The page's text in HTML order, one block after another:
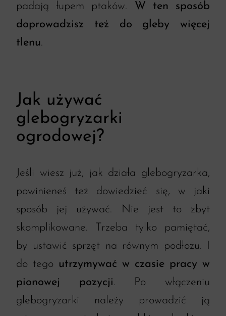
padają łupem ptaków.
W ten sposób
doprowadzisz też do gleby więcej
tlenu.
Jak używać
glebogryzarki
ogrodowej?
Jeśli wiesz już, jak działa glebogryzarka,
powinieneś też dowiedzieć się, w jaki
sposób jej używać. Nie jest to zbyt
skomplikowane. Trzeba tylko pamiętać,
by ustawić sprzęt na równym podłożu. I
do tego utrzymywać w czasie pracy w
pionowej pozycji. Po włączeniu
glebogryzarki należy prowadzić ją